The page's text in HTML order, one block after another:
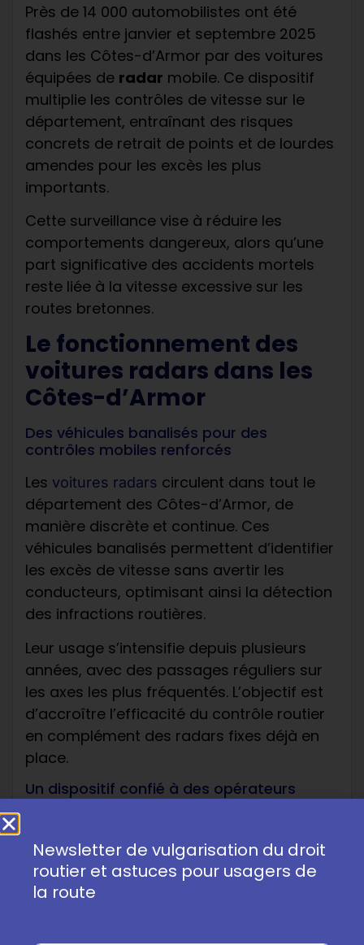
Près de 14 000 automobilistes ont été
flashés entre janvier et septembre 2025
dans les Côtes-d’Armor par des voitures
équipées de radar mobile. Ce dispositif
multiplie les contrôles de vitesse sur le
département, entraînant des risques
concrets de retrait de points et de lourdes
amendes pour les excès les plus
importants.
Cette surveillance vise à réduire les
comportements dangereux, alors qu’une
part significative des accidents mortels
reste liée à la vitesse excessive sur les
routes bretonnes.
Le fonctionnement des
voitures radars dans les
Côtes-d’Armor
Des véhicules banalisés pour des
contrôles mobiles renforcés
Les voitures radars circulent dans tout le
département des Côtes-d’Armor, de
manière discrète et continue. Ces
véhicules banalisés permettent d’identifier
les excès de vitesse sans avertir les
conducteurs, optimisant ainsi la détection
des infractions routières.
Leur usage s’intensifie depuis plusieurs
années, avec des passages réguliers sur
les axes les plus fréquentés. L’objectif est
d’accroître l’efficacité du contrôle routier
en complément des radars fixes déjà en
place.
Un dispositif confié à des opérateurs
privés
La gestion de ces voitures radars n’est
plus assurée uniquement par les forces de
l’ordre, mais également par des sociétés
privées. Cette évolution vise à garantir une
Newsletter de vulgarisation du droit
routier et astuces pour usagers de
la route